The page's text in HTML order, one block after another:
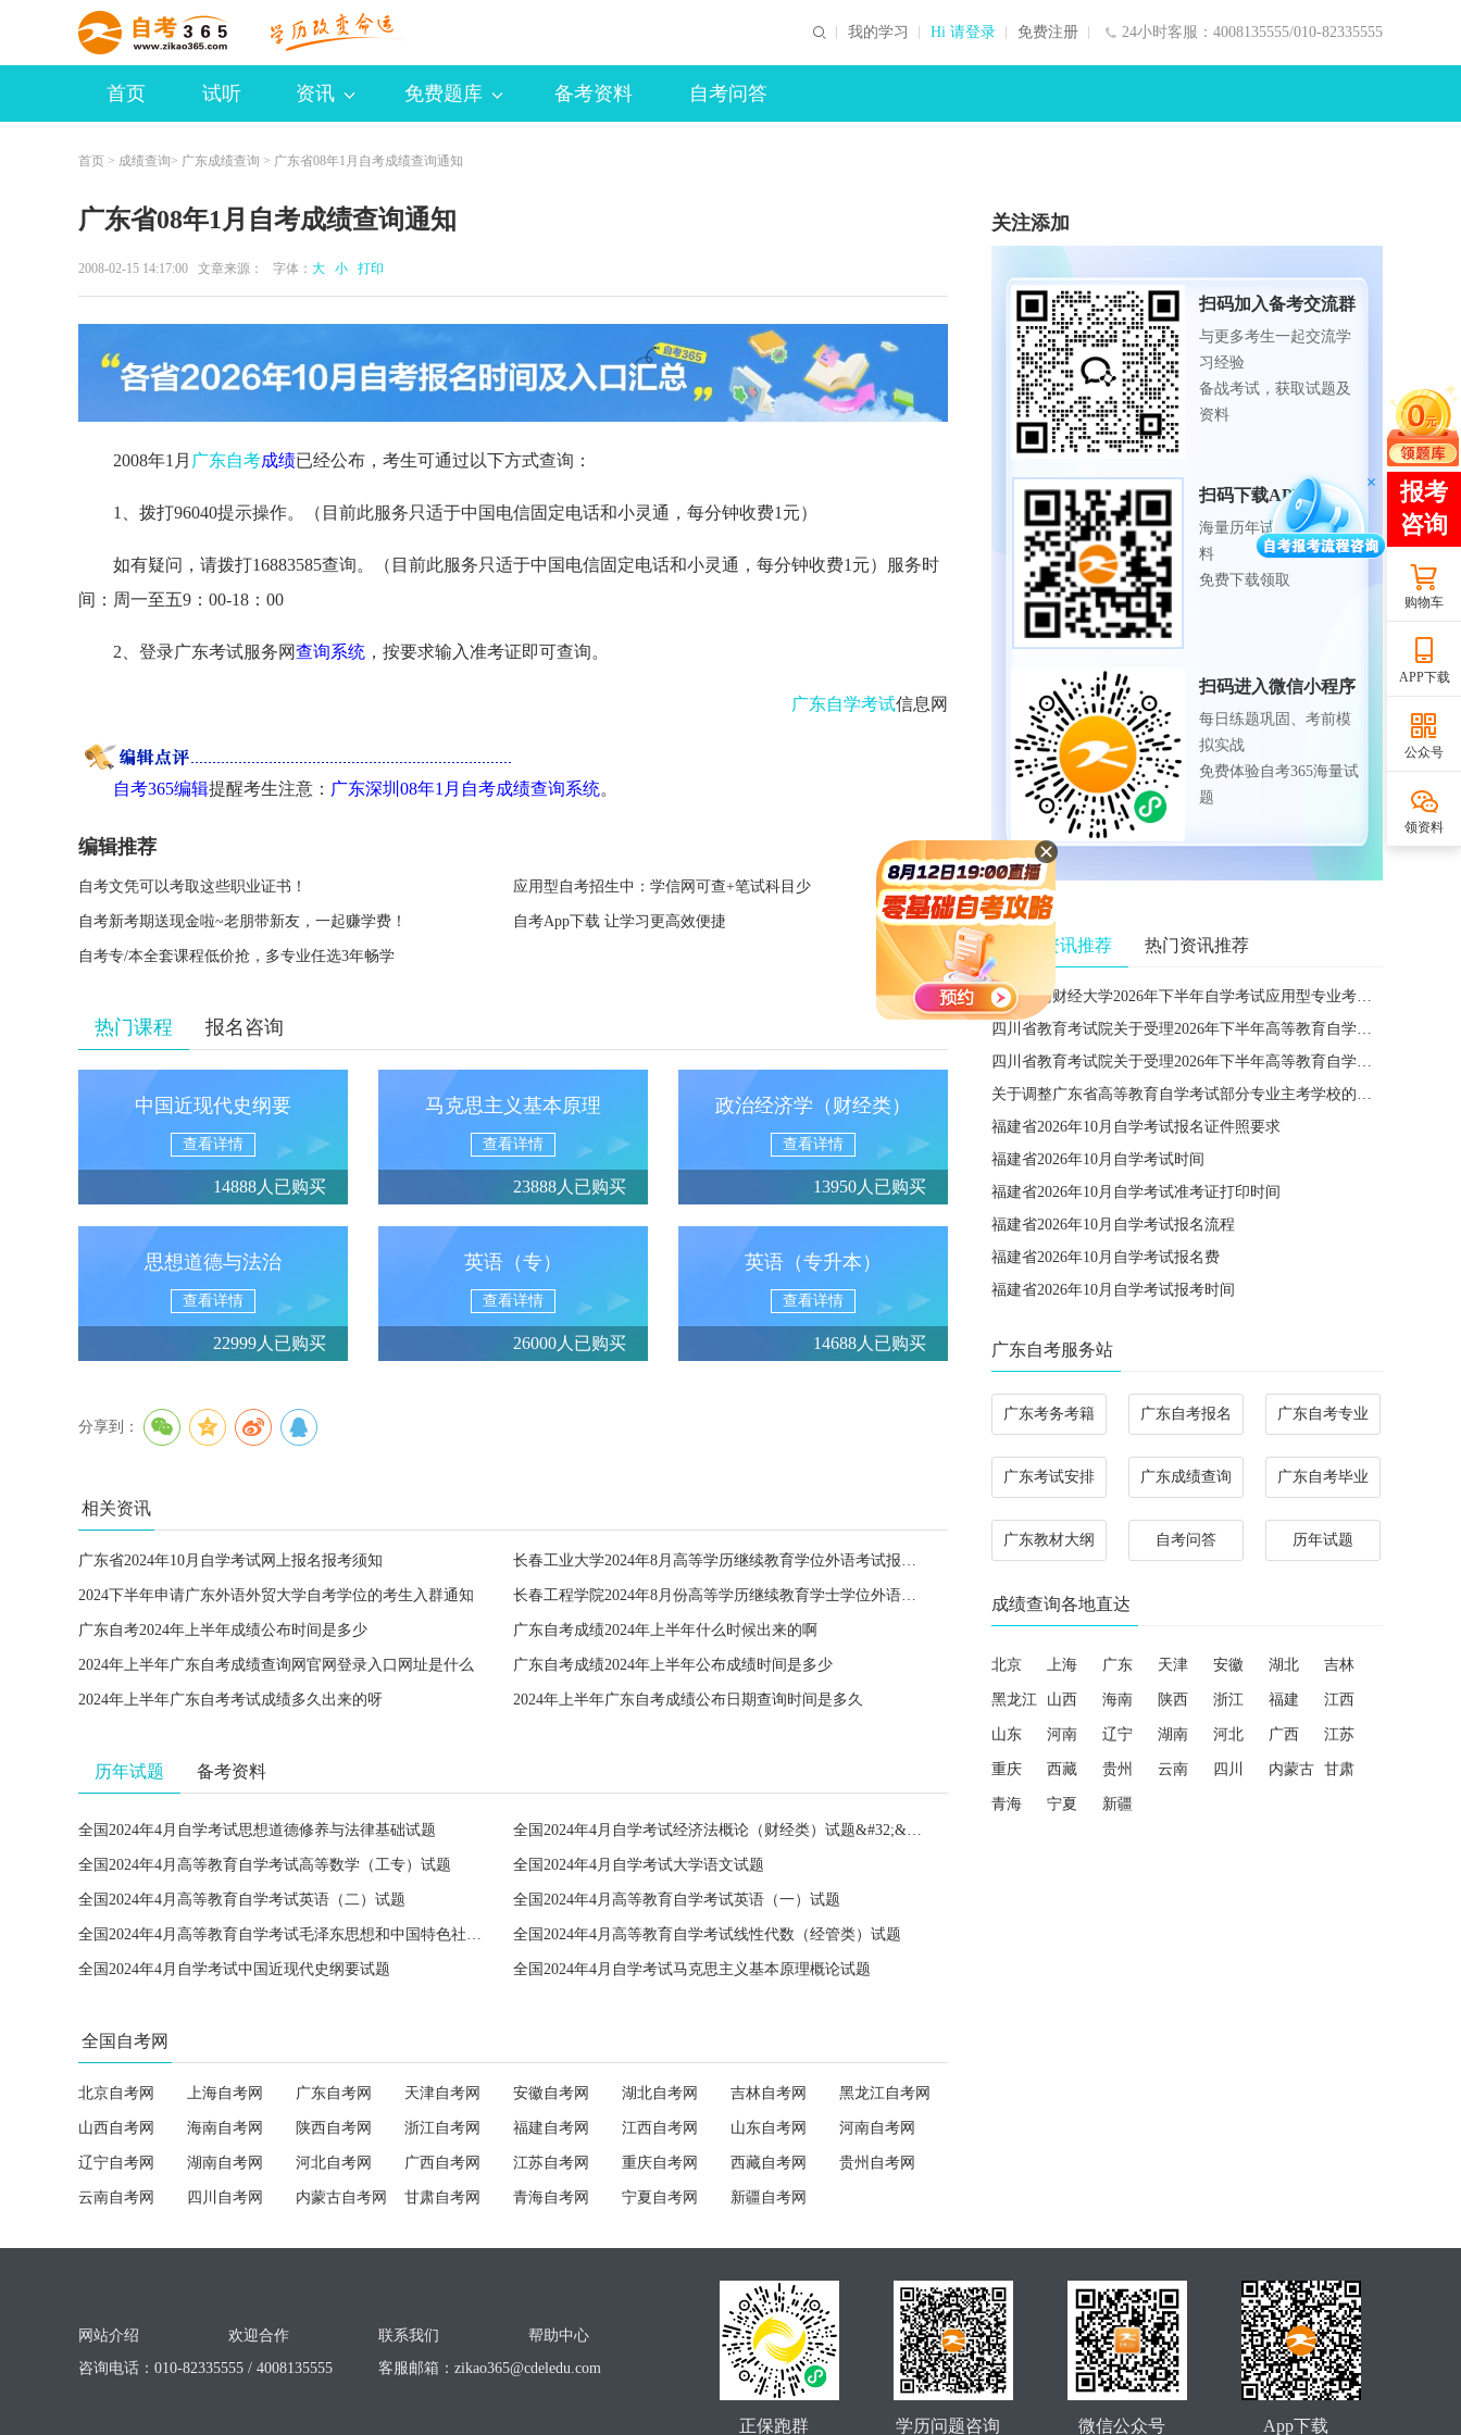
24小时客服：4008135555/010-82335555
我的学习 Hi 请登录 免费注册
首页 试听 资讯 免费题库 备考资料 自考问答
首页 > 成绩查询> 广东成绩查询 > 广东省08年1月自考成绩查询通知
广东省08年1月自考成绩查询通知
2008-02-15 14:17:00 文章来源： 字体： 大 小 打印
2008年1月 广东自考成绩已经公布，考生可通过以下方式查询：
1、拨打96040提示操作。（目前此服务只适于中国电信固定电话和小灵通，每分钟收费1元）
如有疑问，请拨打16883585查询。（目前此服务只适于中国电信固定电话和小灵通，每分钟收费1元）服务时
间：周一至五9：00-18：00
2、登录广东考试服务网查询系统 ，按要求输入准考证即可查询。
广东自学考试信息网
自考365编辑提醒考生注意： 广东深圳08年1月自考成绩查询系统。
编辑推荐
自考文凭可以考取这些职业证书！ 应用型自考招生中：学信网可查+笔试科目少
自考新考期送现金啦~老朋带新友，一起赚学费！ 自考App下载 让学习更高效便捷
自考专/本全套课程低价抢，多专业任选3年畅学
热门课程 报名咨询
中国近现代史纲要
查看详情
14888人已购买
马克思主义基本原理
查看详情
23888人已购买
政治经济学（财经类）
查看详情
13950人已购买
思想道德与法治
查看详情
22999人已购买
英语（专）
查看详情
26000人已购买
英语（专升本）
查看详情
14688人已购买
分享到：
相关资讯
广东省2024年10月自学考试网上报名报考须知 长春工业大学2024年8月高等学历继续教育学位外语考试报名的通知
2024下半年申请广东外语外贸大学自考学位的考生入群通知 长春工程学院2024年8月份高等学历继续教育学士学位外语考试的通知
广东自考2024年上半年成绩公布时间是多少 广东自考成绩2024年上半年什么时候出来的啊
2024年上半年广东自考成绩查询网官网登录入口网址是什么 广东自考成绩2024年上半年公布成绩时间是多少
2024年上半年广东自考考试成绩多久出来的呀 2024年上半年广东自考成绩公布日期查询时间是多久
历年试题 备考资料
全国2024年4月自学考试思想道德修养与法律基础试题 全国2024年4月自学考试经济法概论（财经类）试题&#32;&#32;
全国2024年4月高等教育自学考试高等数学（工专）试题 全国2024年4月自学考试大学语文试题
全国2024年4月高等教育自学考试英语（二）试题 全国2024年4月高等教育自学考试英语（一）试题
全国2024年4月高等教育自学考试毛泽东思想和中国特色社会主义理论体系概论试题 全国2024年4月高等教育自学考试线性代数（经管类）试题
全国2024年4月自学考试中国近现代史纲要试题 全国2024年4月自学考试马克思主义基本原理概论试题
全国自考网
北京自考网 上海自考网 广东自考网 天津自考网 安徽自考网 湖北自考网 吉林自考网 黑龙江自考网
山西自考网 海南自考网 陕西自考网 浙江自考网 福建自考网 江西自考网 山东自考网 河南自考网
辽宁自考网 湖南自考网 河北自考网 广西自考网 江苏自考网 重庆自考网 西藏自考网 贵州自考网
云南自考网 四川自考网 内蒙古自考网 甘肃自考网 青海自考网 宁夏自考网 新疆自考网
关注添加
扫码加入备考交流群
与更多考生一起交流学
习经验
备战考试，获取试题及
资料
扫码下载APP
海量历年试题、备考资
料
免费下载领取
扫码进入微信小程序
每日练题巩固、考前模
拟实战
免费体验自考365海量试
题
相关资讯推荐 热门资讯推荐
关于西南财经大学2026年下半年自学考试应用型专业考籍更改办理的通知
四川省教育考试院关于受理2026年下半年高等教育自学考试省际转考申请的通告
四川省教育考试院关于受理2026年下半年高等教育自学考试考籍更改申请的通告
关于调整广东省高等教育自学考试部分专业主考学校的通知
福建省2026年10月自学考试报名证件照要求
福建省2026年10月自学考试时间
福建省2026年10月自学考试准考证打印时间
福建省2026年10月自学考试报名流程
福建省2026年10月自学考试报名费
福建省2026年10月自学考试报考时间
广东自考服务站
广东考务考籍 广东自考报名 广东自考专业
广东考试安排 广东成绩查询 广东自考毕业
广东教材大纲 自考问答 历年试题
成绩查询各地直达
北京 上海 广东 天津 安徽 湖北 吉林
黑龙江 山西 海南 陕西 浙江 福建 江西
山东 河南 辽宁 湖南 河北 广西 江苏
重庆 西藏 贵州 云南 四川 内蒙古 甘肃
青海 宁夏 新疆
购物车
APP下载
公众号
领资料
网站介绍 欢迎合作 联系我们
帮助中心
咨询电话：010-82335555 / 4008135555
客服邮箱： zikao365@cdeledu.com
App下载
微信公众号
学历问题咨询
正保跑群